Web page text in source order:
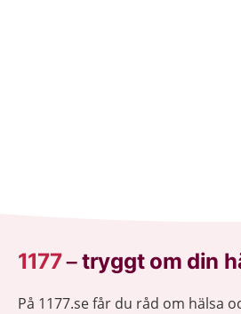
1177–tryggt om din
På 1177.se får du råd om hälsa